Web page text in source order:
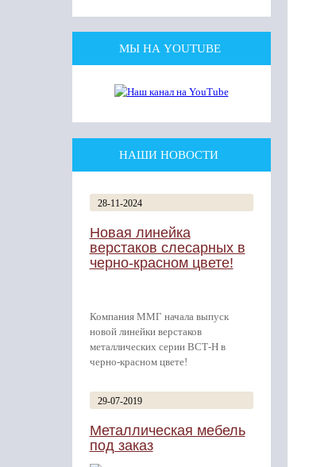
МЫ НА YOUTUBE
НАШИ НОВОСТИ
28-11-2024
Новая линейка
верстаков слесарных в
черно-красном цвете!
Компания ММГ начала выпуск
новой линейки верстаков
металлических серии ВСТ-Н в
черно-красном цвете!
29-07-2019
Металлическая мебель
под заказ